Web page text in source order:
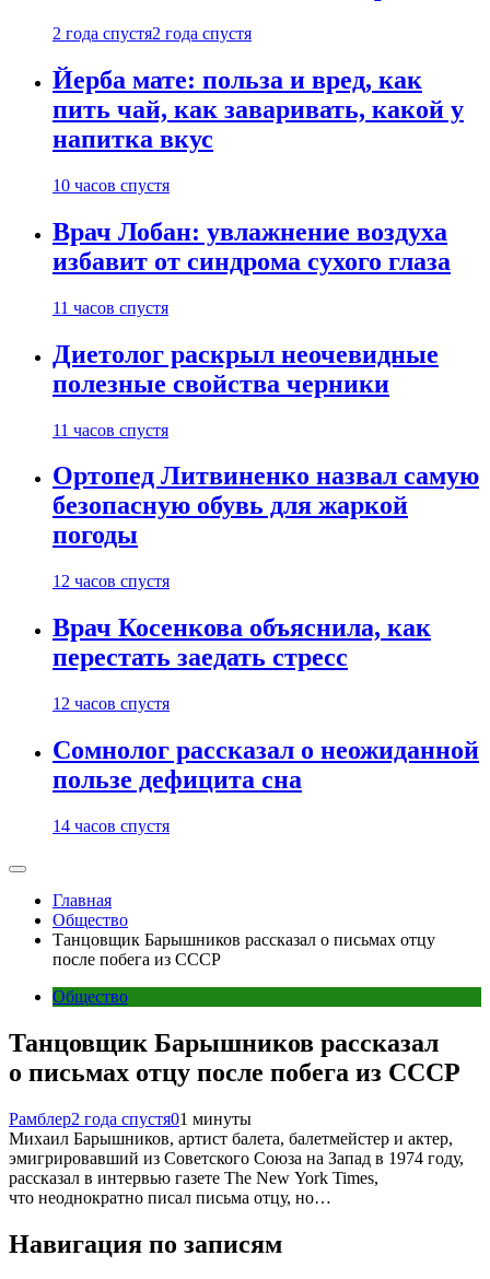
2 года спустя2 года спустя
Йерба мате: польза и вред, как
пить чай, как заваривать, какой у
напитка вкус
10 часов спустя
Врач Лобан: увлажнение воздуха
избавит от синдрома сухого глаза
11 часов спустя
Диетолог раскрыл неочевидные
полезные свойства черники
11 часов спустя
Ортопед Литвиненко назвал самую
безопасную обувь для жаркой
погоды
12 часов спустя
Врач Косенкова объяснила, как
перестать заедать стресс
12 часов спустя
Сомнолог рассказал о неожиданной
пользе дефицита сна
14 часов спустя
Главная
Общество
Танцовщик Барышников рассказал о письмах отцу
после побега из СССР
Общество
Танцовщик Барышников рассказал
о письмах отцу после побега из СССР
Рамблер2 года спустя01 минуты
Михаил Барышников, артист балета, балетмейстер и актер,
эмигрировавший из Советского Союза на Запад в 1974 году,
рассказал в интервью газете The New York Times,
что неоднократно писал письма отцу, но…
Навигация по записям